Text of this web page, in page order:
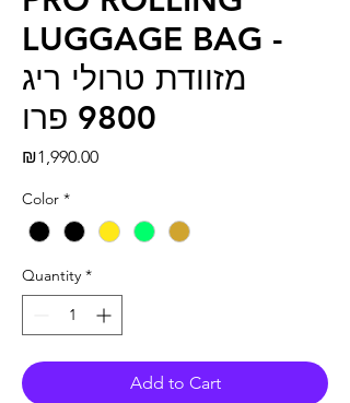
LUGGAGE BAG -
מזוודת טרולי ריג
9800 פרו
₪1,990.00Price
Color *
Quantity *
Add to Cart